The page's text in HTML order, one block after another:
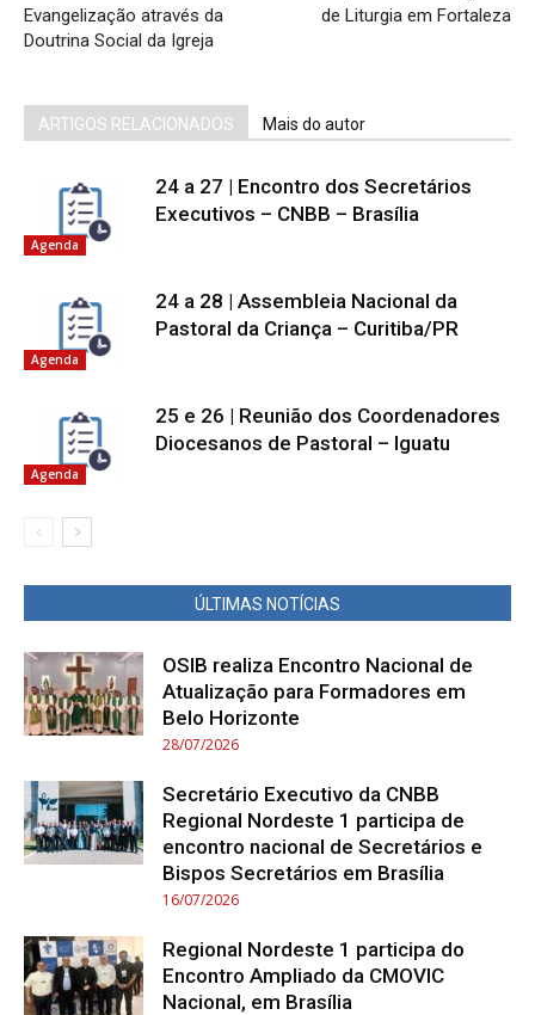
Evangelização através da
Doutrina Social da Igreja
de Liturgia em Fortaleza
ARTIGOS RELACIONADOS Mais do autor
Agenda
24 a 27 | Encontro dos Secretários
Executivos – CNBB – Brasília
Agenda
24 a 28 | Assembleia Nacional da
Pastoral da Criança – Curitiba/PR
Agenda
25 e 26 | Reunião dos Coordenadores
Diocesanos de Pastoral – Iguatu
ÚLTIMAS NOTÍCIAS
OSIB realiza Encontro Nacional de
Atualização para Formadores em
Belo Horizonte
28/07/2026
Secretário Executivo da CNBB
Regional Nordeste 1 participa de
encontro nacional de Secretários e
Bispos Secretários em Brasília
16/07/2026
Regional Nordeste 1 participa do
Encontro Ampliado da CMOVIC
Nacional, em Brasília